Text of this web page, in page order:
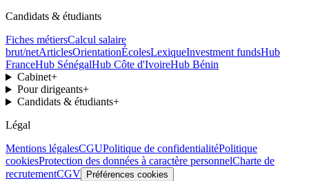
Candidats & étudiants
Fiches métiersCalcul salaire
brut/netArticlesOrientationÉcolesLexiqueInvestment fundsHub
FranceHub SénégalHub Côte d'IvoireHub Bénin
Cabinet+
Pour dirigeants+
Candidats & étudiants+
Légal
Mentions légalesCGUPolitique de confidentialitéPolitique
cookiesProtection des données à caractère personnelCharte de
recrutementCGV Préférences cookies